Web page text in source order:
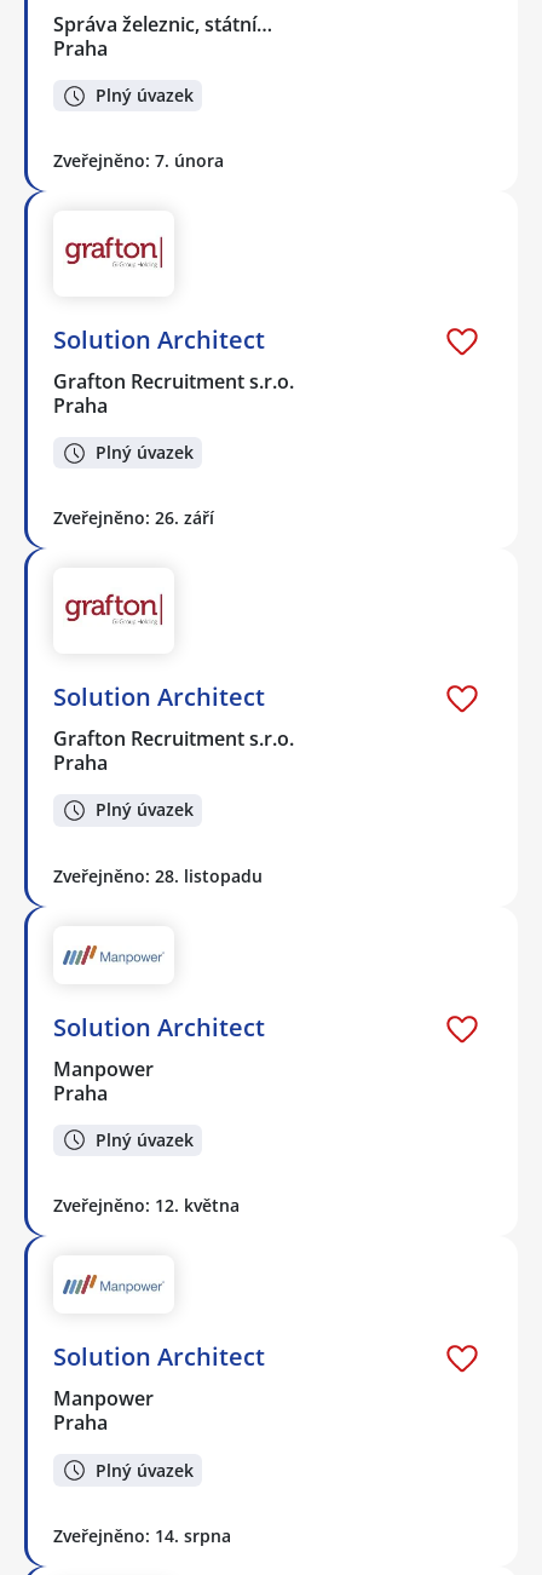
Správa železnic, státní…
Praha
Plný úvazek
Zveřejněno: 7. února
Solution Architect
Grafton Recruitment s.r.o.
Praha
Plný úvazek
Zveřejněno: 26. září
Solution Architect
Grafton Recruitment s.r.o.
Praha
Plný úvazek
Zveřejněno: 28. listopadu
Solution Architect
Manpower
Praha
Plný úvazek
Zveřejněno: 12. května
Solution Architect
Manpower
Praha
Plný úvazek
Zveřejněno: 14. srpna